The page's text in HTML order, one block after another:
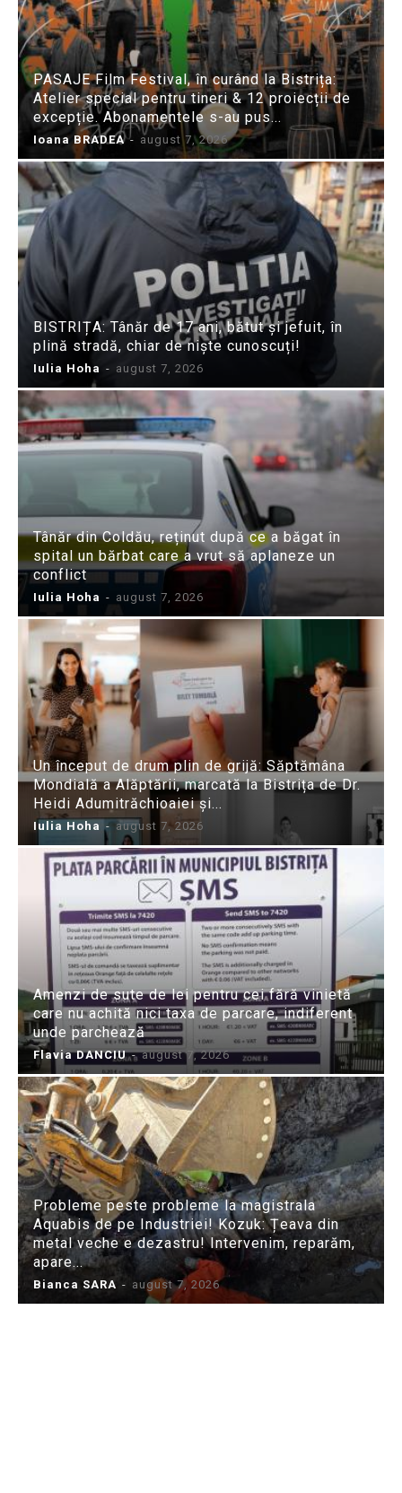
PASAJE Film Festival, în curând la Bistrița:
Atelier special pentru tineri & 12 proiecții de
excepție. Abonamentele s-au pus...
Ioana BRADEA - august 7, 2026
BISTRIȚA: Tânăr de 17 ani, bătut și jefuit, în
plină stradă, chiar de niște cunoscuți!
Iulia Hoha - august 7, 2026
Tânăr din Coldău, reținut după ce a băgat în
spital un bărbat care a vrut să aplaneze un
conflict
Iulia Hoha - august 7, 2026
Un început de drum plin de grijă: Săptămâna
Mondială a Alăptării, marcată la Bistrița de Dr.
Heidi Adumitrăchioaiei și...
Iulia Hoha - august 7, 2026
Amenzi de sute de lei pentru cei fără vinietă
care nu achită nici taxa de parcare, indiferent
unde parchează
Flavia DANCIU - august 7, 2026
Probleme peste probleme la magistrala
Aquabis de pe Industriei! Kozuk: Țeava din
metal veche e dezastru! Intervenim, reparăm,
apare...
Bianca SARA - august 7, 2026